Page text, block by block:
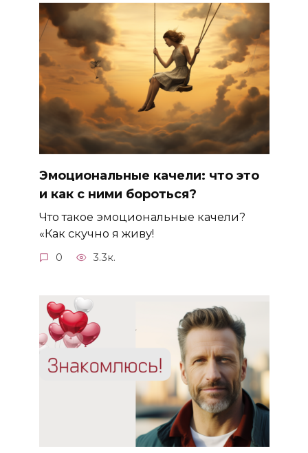
Эмоциональные качели: что это
и как с ними бороться?
Что такое эмоциональные качели?
«Как скучно я живу!
0 3.3к.